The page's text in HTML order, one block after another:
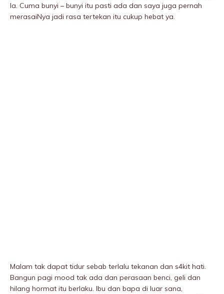
la. Cuma bunyi – bunyi itu pasti ada dan saya juga pernah
merasaiNya jadi rasa tertekan itu cukup hebat ya.
Malam tak dapat tidur sebab terlalu tekanan dan s4kit hati.
Bangun pagi mood tak ada dan perasaan benci, geli dan
hilang hormat itu berlaku. Ibu dan bapa di luar sana,